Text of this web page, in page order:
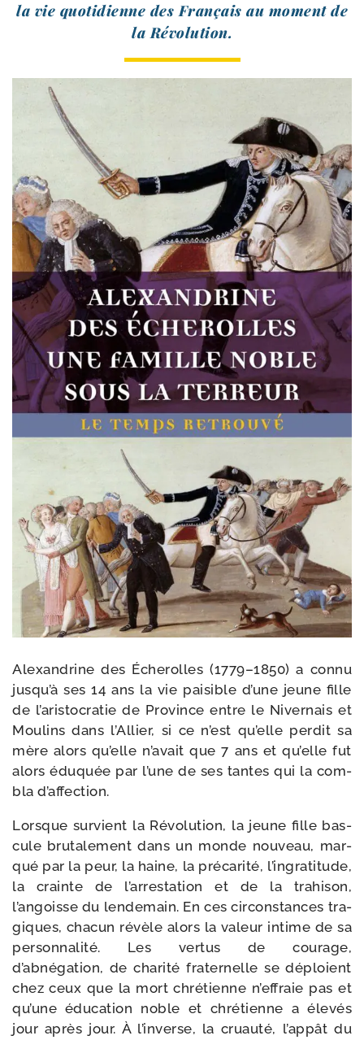
la vie quo­ti­dienne des Français au moment de
la Révolution.
Alexandrine des Écherolles (1779–1850) a connu
jusqu’à ses 14 ans la vie pai­sible d’une jeune fille
de l’aristocratie de Province entre le Nivernais et
Moulins dans l’Allier, si ce n’est qu’elle per­dit sa
mère alors qu’elle n’avait que 7 ans et qu’elle fut
alors édu­quée par l’une de ses tantes qui la com­
bla d’affection.
Lorsque sur­vient la Révolution, la jeune fille bas­
cule bru­ta­le­ment dans un monde nou­veau, mar­
qué par la peur, la haine, la pré­ca­ri­té, l’ingratitude,
la crainte de l’arrestation et de la tra­hi­son,
l’angoisse du len­de­main. En ces cir­cons­tances tra­
giques, cha­cun révèle alors la valeur intime de sa
per­son­na­li­té. Les ver­tus de cou­rage,
d’abnégation, de cha­ri­té fra­ter­nelle se déploient
chez ceux que la mort chré­tienne n’effraie pas et
qu’une édu­ca­tion noble et chré­tienne a éle­vés
jour après jour. À l’inverse, la cruau­té, l’appât du